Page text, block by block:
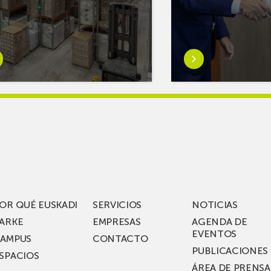
Saber
más
sobreMikel
Jauregi
de su
QUÉ EUSKADI
SERVICIOS
EMPRESAS
CONTACTO
NOTICIAS
AGENDA DE
EVENTOS
PUBLICACIONES
ÁREA DE PRENSA